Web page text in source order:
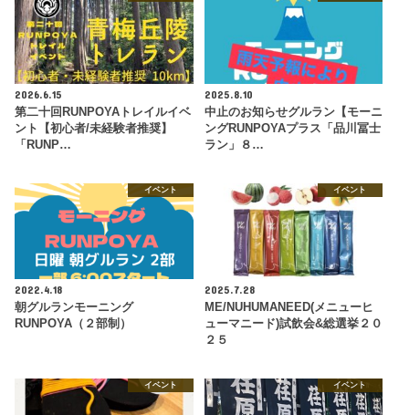
2026.6.15
第二十回RUNPOYAトレイルイベ
ント【初心者/未経験者推奨】
「RUNP…
2025.8.10
中止のお知らせグルラン【モーニ
ングRUNPOYAプラス「品川冨士
ラン」８…
イベント
2022.4.18
朝グルランモーニング
RUNPOYA（２部制）
イベント
2025.7.28
ME/NUHUMANEED(メニューヒ
ューマニード)試飲会&総選挙２０
２５
イベント イベント